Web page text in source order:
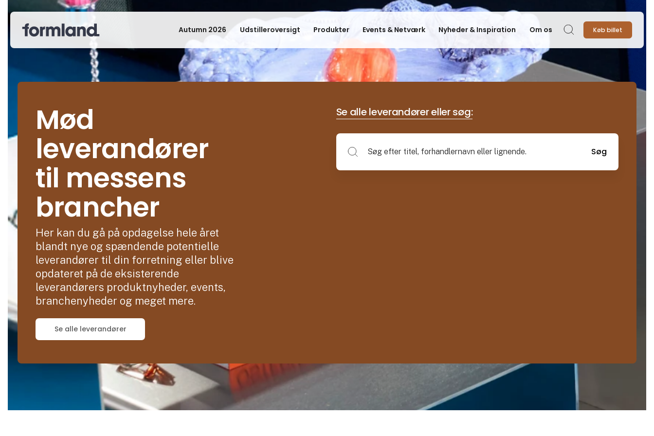
Autumn 2026 Udstilleroversigt Produkter Events & Netværk Nyheder & Inspiration Om os Søg Køb billet
Mød
leverandører
til messens
brancher
Her kan du gå på opdagelse hele året
blandt nye og spændende potentielle
leverandører til din forretning eller blive
opdateret på de eksisterende
leverandørers produktnyheder, events,
branchenyheder og meget mere.
Se alle leverandører
Se alle leverandører eller søg:
Søg